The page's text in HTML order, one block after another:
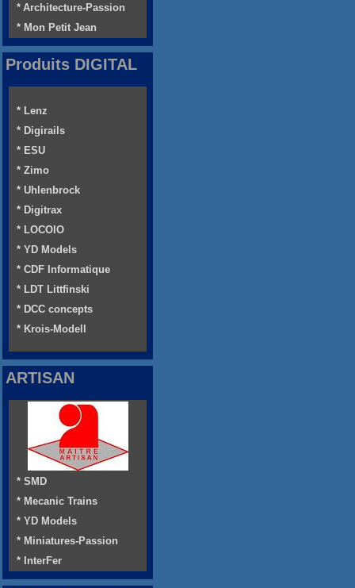
* Architecture-Passion
* Mon Petit Jean
Produits DIGITAL
* Lenz
* Digirails
* ESU
* Zimo
* Uhlenbrock
* Digitrax
* LOCOIO
* YD Models
* CDF Informatique
* LDT Littfinski
* DCC concepts
* Krois-Modell
ARTISAN
* SMD
* Mecanic Trains
* YD Models
* Miniatures-Passion
* InterFer